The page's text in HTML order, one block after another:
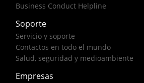
Business Conduct Helpline
Soporte
Servicio y soporte
Contactos en todo el mundo
Salud, seguridad y medioambiente
Empresas